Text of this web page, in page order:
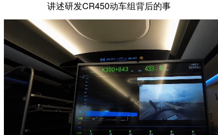
讲述研发CR450动车组背后的事